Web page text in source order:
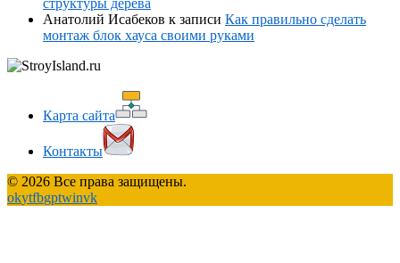
Анатолий Исабеков к записи Как правильно сделать
монтаж блок хауса своими руками
Карта сайта
Контакты
© 2026 Все права защищены.
okytfbgptwinvk